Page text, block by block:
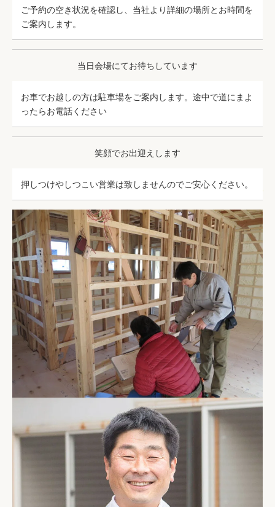
ご予約の空き状況を確認し、当社より詳細の場所とお時間を
ご案内します。
当日会場にてお待ちしています
お車でお越しの方は駐車場をご案内します。途中で道にまよ
ったらお電話ください
笑顔でお出迎えします
押しつけやしつこい営業は致しませんのでご安心ください。